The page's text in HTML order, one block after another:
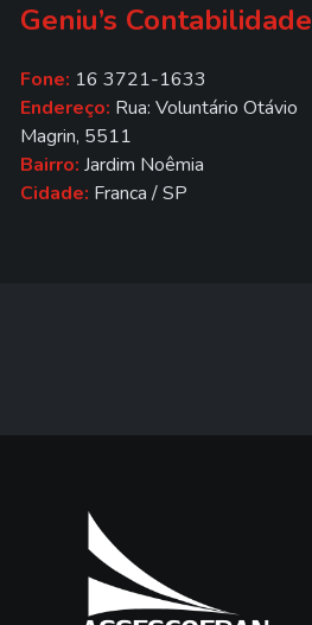
Geniu’s Contabilidade
Fone: 16 3721-1633
Endereço: Rua: Voluntário Otávio
Magrin, 5511
Bairro: Jardim Noêmia
Cidade: Franca / SP